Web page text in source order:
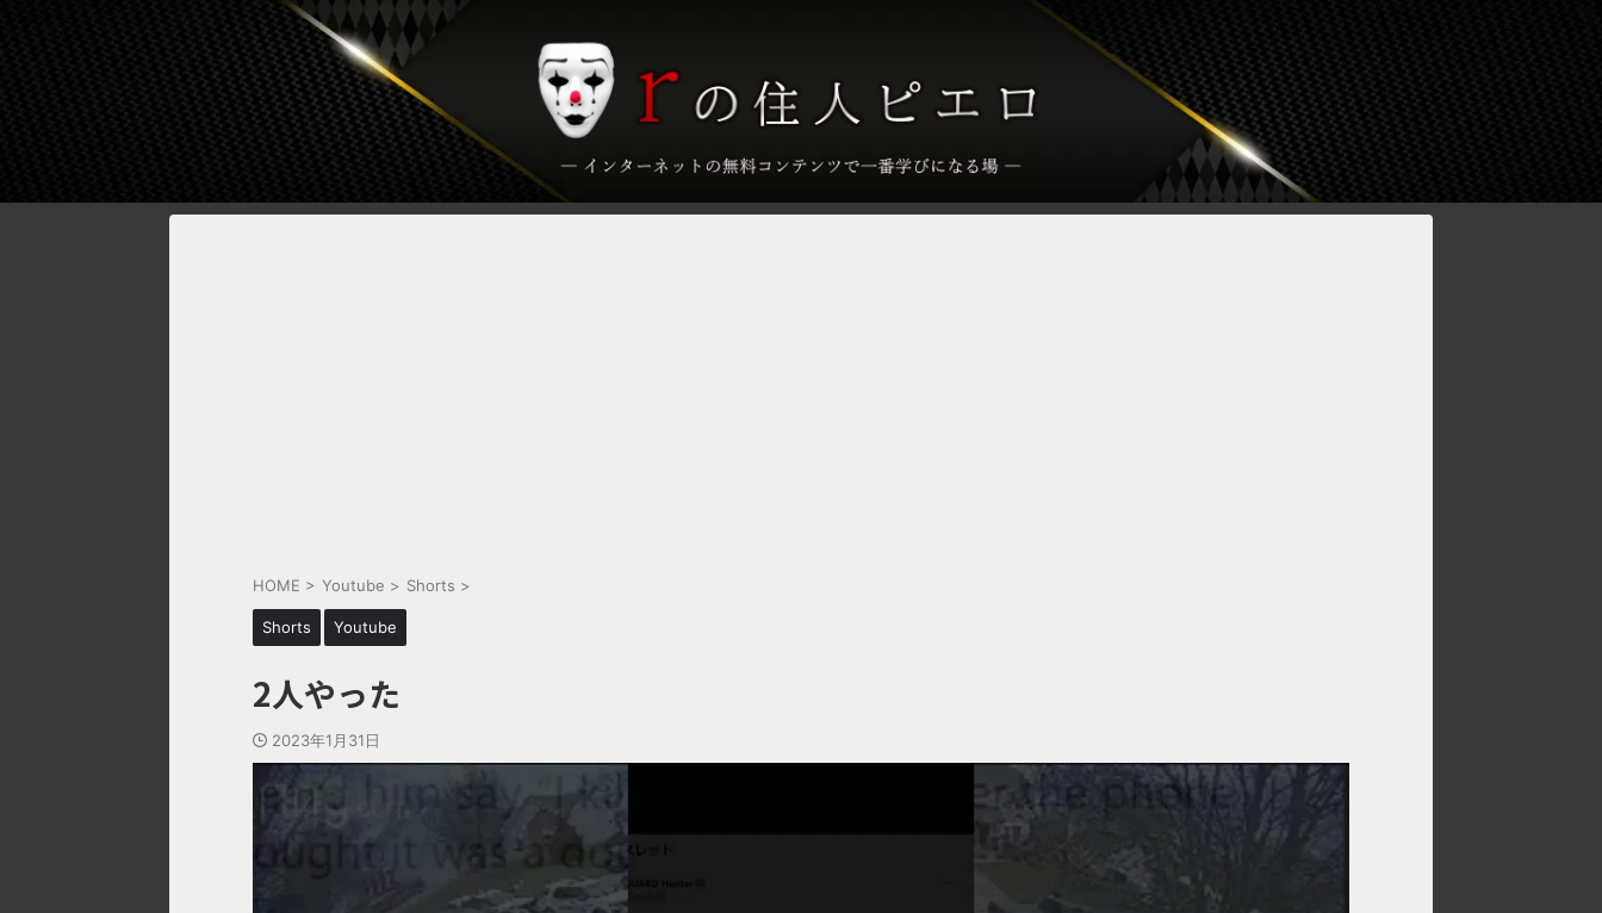
HOME > Youtube > Shorts >
Shorts Youtube
2人やった
2023年1月31日